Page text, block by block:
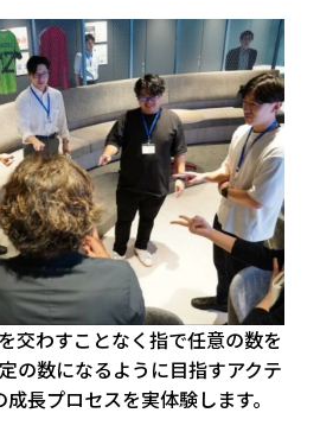
交わすことなく指で任意の数を
の数になるように目指すアクテ
長プロセスを実体験します。